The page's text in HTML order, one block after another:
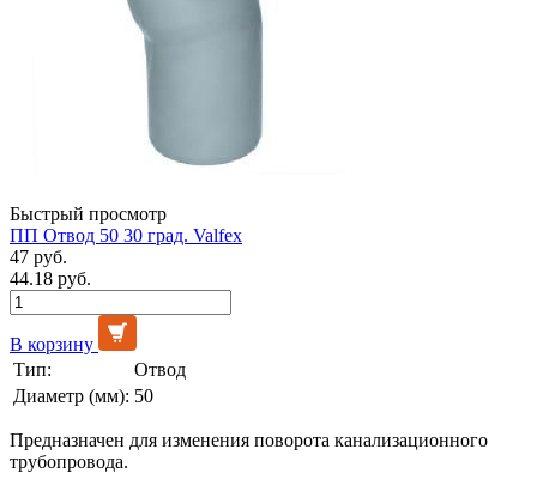
Быстрый просмотр
ПП Отвод 50 30 град. Valfex
47 руб.
44.18 руб.
В корзину
Тип:
Отвод
Диаметр (мм): 50
Предназначен для изменения поворота канализационного
трубопровода.